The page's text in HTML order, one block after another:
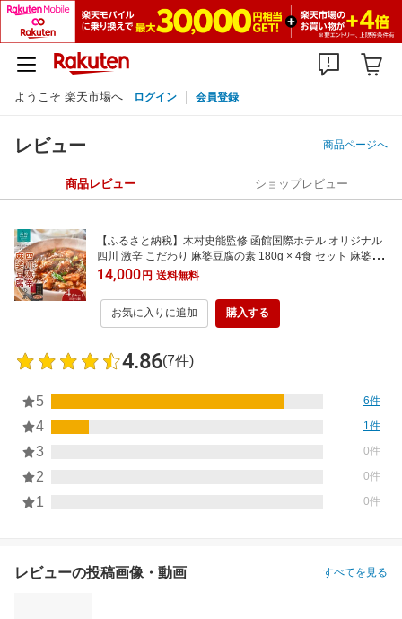
ようこそ 楽天市場へ ログイン 会員登録
レビュー 商品ページへ
商品レビュー ショップレビュー
【ふるさと納税】木村史能監修 函館国際ホテル オリジナル
四川 激辛 こだわり 麻婆豆腐の素 180g × 4食 セット 麻婆豆
腐 本格的 本場の味 香辛料 料理の素 お手軽 レトルト おうち
中華 ギフト 北海道 函館 送料無料
14,000円 送料無料
お気に入りに追加 購入する
4.86(7件)
5 6件
4 1件
3 0件
2 0件
1 0件
レビューの投稿画像・動画 すべてを見る